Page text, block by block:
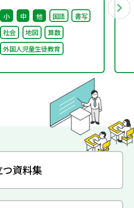
② ～「（学校内での）子
どもたちへのやさしい日
本語」～
小 中 他 国語
書写
社会
地図
算数
外国人児童生徒教育
資料集